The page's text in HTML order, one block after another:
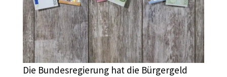
Die Bundesregierung hat die Bürgergeld